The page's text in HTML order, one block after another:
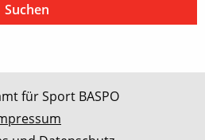
für Sport BASPO